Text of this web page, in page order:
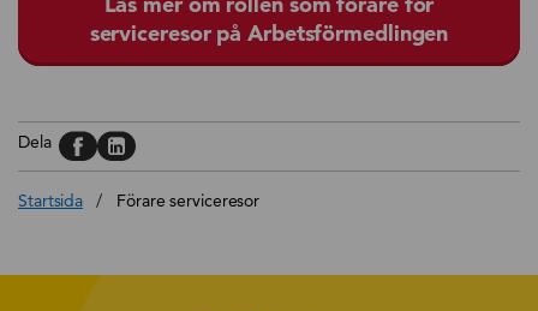
serviceresor på Arbetsförmedlingen
Dela Dela på, Facebook
Dela på, Linkedin
Startsida / Förare serviceresor